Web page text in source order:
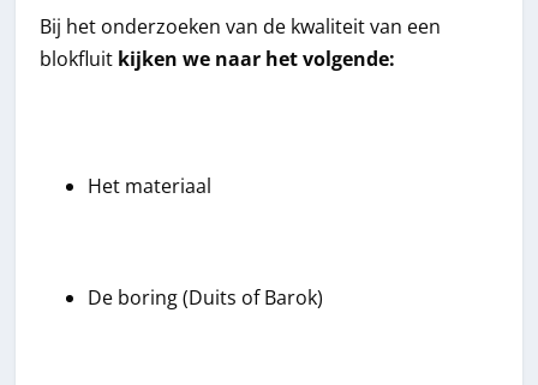
Bij het onderzoeken van de kwaliteit van een
blokfluit kijken we naar het volgende:
Het materiaal
De boring (Duits of Barok)